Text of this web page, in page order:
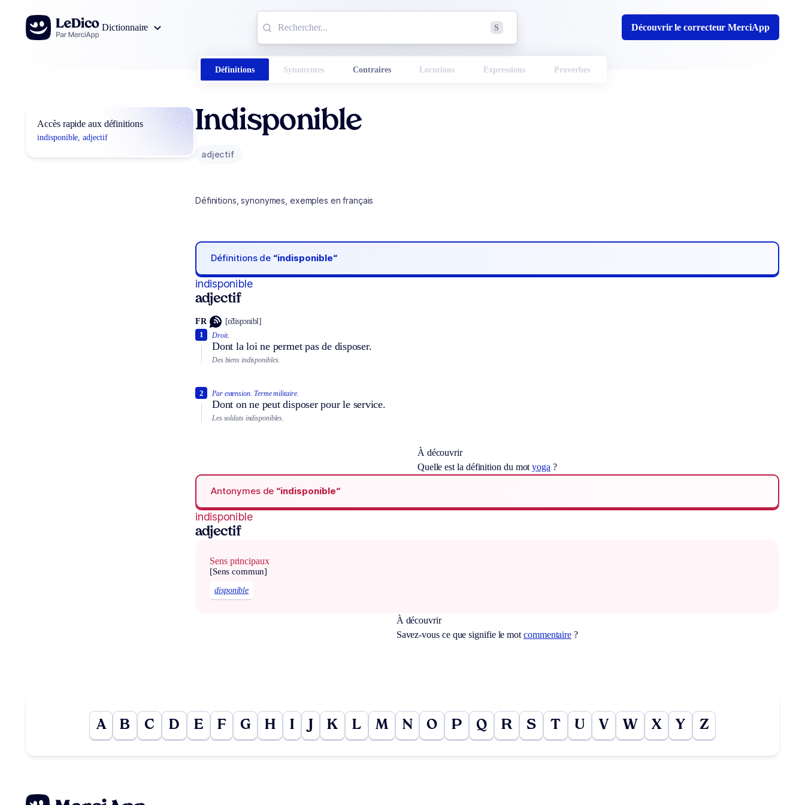
Aller au contenu
Dictionnaire
S Découvrir le correcteur MerciApp
Définitions Synonymes Contraires Locutions Expressions Proverbes
Accès rapide aux définitions
indisponible, adjectif
Indisponible
adjectif
Définitions, synonymes, exemples en français
Définitions de “indisponible“
indisponible
adjectif
FR [ɛ̃dispɔnibl]
Droit.
Dont la loi ne permet pas de disposer.
1
Des biens indisponibles.
Par extension. Terme militaire.
Dont on ne peut disposer pour le service.
2
Les soldats indisponibles.
À découvrir
Quelle est la définition du motyoga ?
Antonymes de “indisponible“
indisponible
adjectif
Sens principaux
[Sens commun]
disponible
À découvrir
Savez-vous ce que signifie le motcommentaire ?
A B C D E F G H I J K L M N O P Q R S T U V W X Y Z